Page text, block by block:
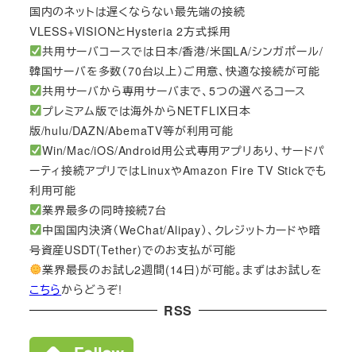
国内のネットは遅くならない最先端の接続
VLESS+VISIONとHysteria 2方式採用
共用サーバコースでは日本/香港/米国LA/シンガポール/
韓国サーバを多数（70台以上）ご用意、快適な接続が可能
共用サーバから専用サーバまで、5つの選べるコース
プレミアム版では海外からNETFLIX日本
版/hulu/DAZN/AbemaTV等が利用可能
Win/Mac/iOS/Android用公式専用アプリあり、サードパ
ーティ接続アプリではLinuxやAmazon Fire TV Stickでも
利用可能
業界最多の同時接続7台
中国国内決済（WeChat/Alipay）、クレジットカードや暗
号資産USDT(Tether)でのお支払が可能
業界最長のお試し2週間(14日)が可能。まずはお試しを
こちらからどうぞ!
RSS